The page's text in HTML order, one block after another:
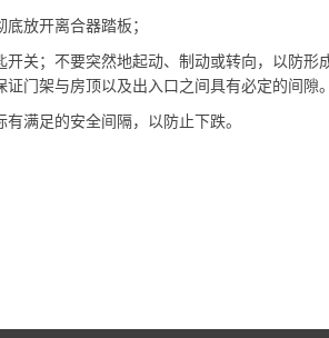
放开离合器踏板；
；不要突然地起动、制动或转向，以防形
门架与房顶以及出入口之间具有必定的间隙。
满足的安全间隔，以防止下跌。